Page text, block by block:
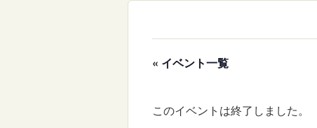
« イベント一覧
このイベントは終了しました。